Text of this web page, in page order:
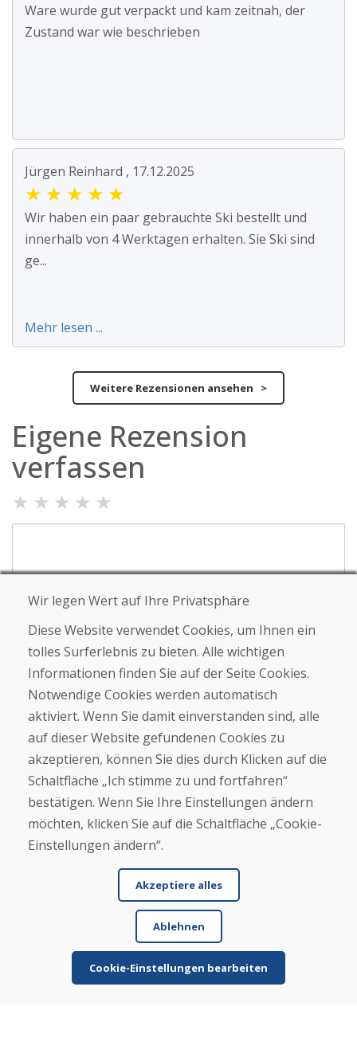
Ware wurde gut verpackt und kam zeitnah, der
Zustand war wie beschrieben
Jürgen Reinhard , 17.12.2025
★ ★ ★ ★ ★
Wir haben ein paar gebrauchte Ski bestellt und
innerhalb von 4 Werktagen erhalten. Sie Ski sind
ge...
Mehr lesen ...
Weitere Rezensionen ansehen >
Eigene Rezension
verfassen
★ ★ ★ ★ ★
Vor- und Nachname
Schicken
Helpline
+421 919 282 306
info@domivosport.ch
Über uns
Über uns
Wir legen Wert auf Ihre Privatsphäre
Diese Website verwendet Cookies, um Ihnen ein
tolles Surferlebnis zu bieten. Alle wichtigen
Informationen finden Sie auf der Seite Cookies.
Notwendige Cookies werden automatisch
aktiviert. Wenn Sie damit einverstanden sind, alle
auf dieser Website gefundenen Cookies zu
akzeptieren, können Sie dies durch Klicken auf die
Schaltfläche „Ich stimme zu und fortfahren“
bestätigen. Wenn Sie Ihre Einstellungen ändern
möchten, klicken Sie auf die Schaltfläche „Cookie-
Einstellungen ändern“.
Akzeptiere alles
Ablehnen
Cookie-Einstellungen bearbeiten